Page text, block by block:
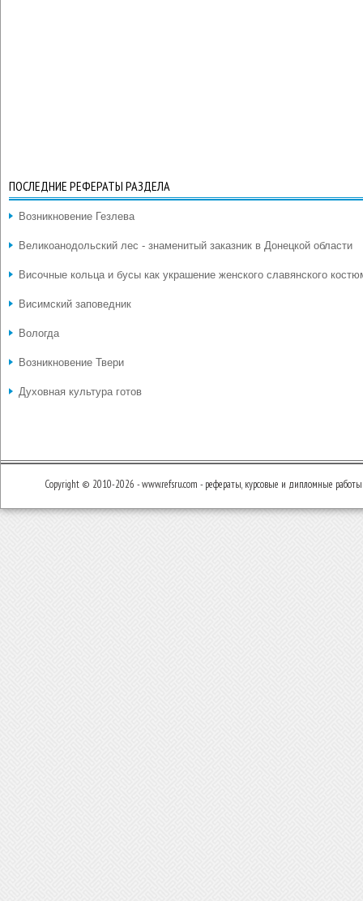
ПОСЛЕДНИЕ РЕФЕРАТЫ РАЗДЕЛА
Возникновение Гезлева
Великоанодольский лес - знаменитый заказник в Донецкой области
Височные кольца и бусы как украшение женского славянского
Висимский заповедник
Вологда
Возникновение Твери
Духовная культура готов
Copyright © 2010-2026 - www.refsru.com - рефераты, курсовые и дипломные работы